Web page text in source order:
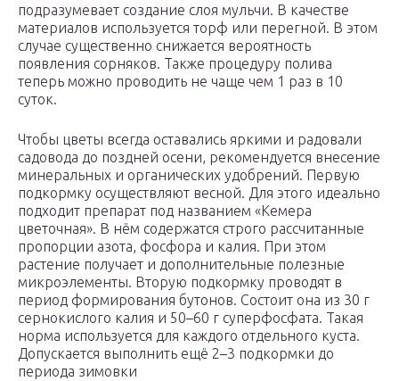
подразумевает создание слоя мульчи. В качестве
материалов используется торф или перегной. В этом
случае существенно снижается вероятность
появления сорняков. Также процедуру полива
теперь можно проводить не чаще чем 1 раз в 10
суток.
Чтобы цветы всегда оставались яркими и радовали
садовода до поздней осени, рекомендуется внесение
минеральных и органических удобрений. Первую
подкормку осуществляют весной. Для этого идеально
подходит препарат под названием «Кемера
цветочная». В нём содержатся строго рассчитанные
пропорции азота, фосфора и калия. При этом
растение получает и дополнительные полезные
микроэлементы. Вторую подкормку проводят в
период формирования бутонов. Состоит она из 30 г
сернокислого калия и 50–60 г суперфосфата. Такая
норма используется для каждого отдельного куста.
Допускается выполнить ещё 2–3 подкормки до
периода зимовки